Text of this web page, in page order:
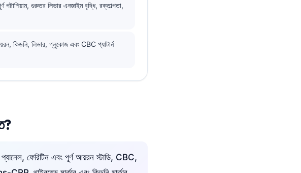
গুরুতর লিভার এনজাইম বৃদ্ধি, রক্তাল্পতা,
কিডনি, লিভার, গ্লুকোজ এবং CBC প্যাটার্ন
ফেরিটিন এবং পূর্ণ আয়রন স্টাডি, CBC,